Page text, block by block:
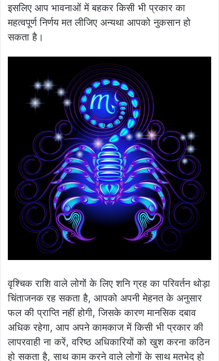
इसलिए आप भावनाओं में बहकर किसी भी प्रकार का
महत्वपूर्ण निर्णय मत लीजिए अन्यथा आपको नुकसान हो
सकता है।
वृश्चिक राशि वाले लोगों के लिए शनि ग्रह का परिवर्तन थोड़ा
चिंताजनक रह सकता है, आपको अपनी मेहनत के अनुसार
फल की प्राप्ति नहीं होगी, जिसके कारण मानसिक दबाव
अधिक रहेगा, आप अपने कामकाज में किसी भी प्रकार की
लापरवाही ना करें, वरिष्ठ अधिकारियों को खुश करना कठिन
हो सकता है, साथ काम करने वाले लोगों के साथ मतभेद हो